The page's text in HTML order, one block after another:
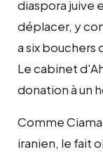
diaspora juive
déplacer, y
a six bouchers
Le cabinet
donation à un
Comme
iranien, le fait